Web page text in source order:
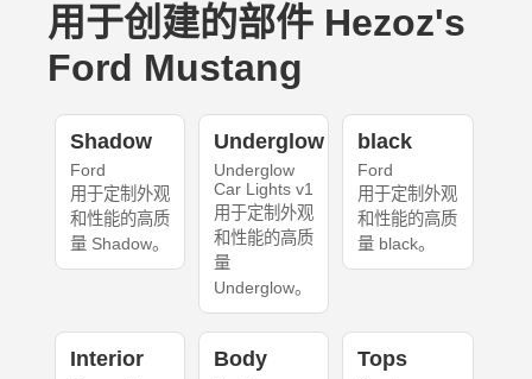
用于创建的部件 Hezoz's
Ford Mustang
Shadow
Ford
用于定制外观
和性能的高质
量 Shadow。
Underglow
Underglow
Car Lights v1
用于定制外观
和性能的高质
量
Underglow。
black
Ford
用于定制外观
和性能的高质
量 black。
Interior Body Tops